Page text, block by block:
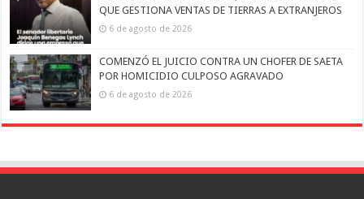
QUE GESTIONA VENTAS DE TIERRAS A EXTRANJEROS
6 de agosto de 2026
COMENZÓ EL JUICIO CONTRA UN CHOFER DE SAETA
POR HOMICIDIO CULPOSO AGRAVADO
6 de agosto de 2026